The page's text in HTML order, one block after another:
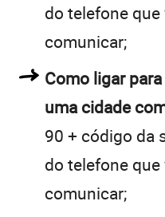
do telefone
comunicar;
Como ligar
uma cidade
90 + código da
do telefone
comunicar;